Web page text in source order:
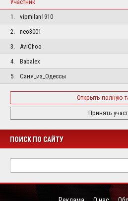
Участник
1.
vipmilan1910
2.
neo3001
3.
AviChoo
4.
Babalex
5.
Саня_из_Одессы
Открыть полную
Принять
ПОИСК ПО САЙТУ